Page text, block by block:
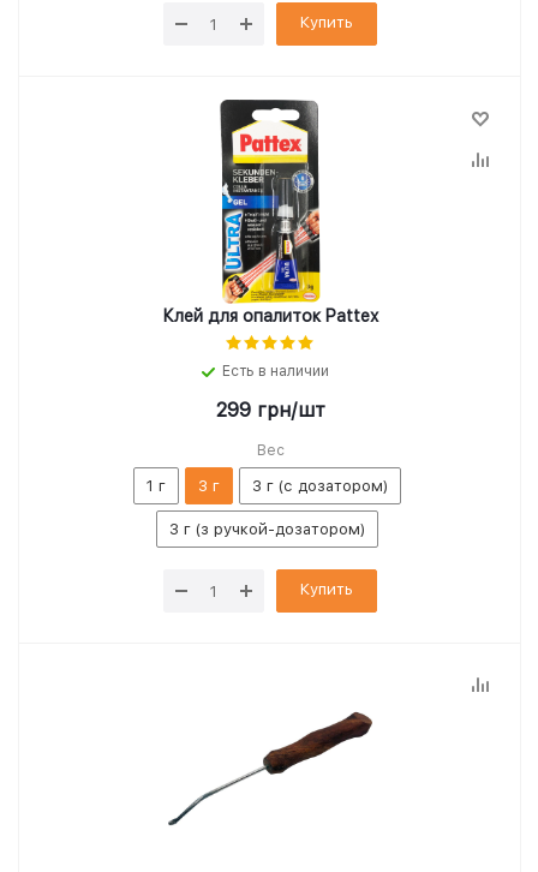
Купить
Клей для опалиток Pattex
Есть в наличии
299грн/шт
Вес
1 г 3 г 3 г (с дозатором)
3 г (з ручкой-дозатором)
Купить